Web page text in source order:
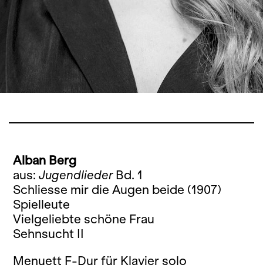
Alban Berg
aus: Jugendlieder Bd. 1
Schliesse mir die Augen beide (1907)
Spielleute
Vielgeliebte schöne Frau
Sehnsucht II
Menuett F-Dur für Klavier solo